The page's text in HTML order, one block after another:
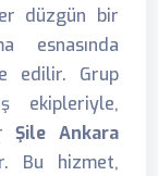
düzgün bir
esnasında
edilir. Grup
ekipleriyle,
Şile Ankara
Bu hizmet,